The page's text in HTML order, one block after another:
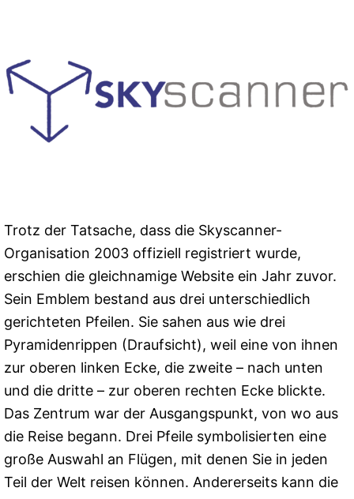
Trotz der Tatsache, dass die Skyscanner-
Organisation 2003 offiziell registriert wurde,
erschien die gleichnamige Website ein Jahr zuvor.
Sein Emblem bestand aus drei unterschiedlich
gerichteten Pfeilen. Sie sahen aus wie drei
Pyramidenrippen (Draufsicht), weil eine von ihnen
zur oberen linken Ecke, die zweite – nach unten
und die dritte – zur oberen rechten Ecke blickte.
Das Zentrum war der Ausgangspunkt, von wo aus
die Reise begann. Drei Pfeile symbolisierten eine
große Auswahl an Flügen, mit denen Sie in jeden
Teil der Welt reisen können. Andererseits kann die